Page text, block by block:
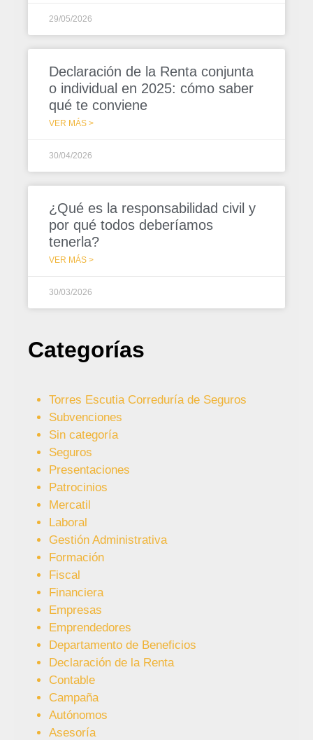
29/05/2026
Declaración de la Renta conjunta
o individual en 2025: cómo saber
qué te conviene
VER MÁS >
30/04/2026
¿Qué es la responsabilidad civil y
por qué todos deberíamos
tenerla?
VER MÁS >
30/03/2026
Categorías
Torres Escutia Correduría de Seguros
Subvenciones
Sin categoría
Seguros
Presentaciones
Patrocinios
Mercatil
Laboral
Gestión Administrativa
Formación
Fiscal
Financiera
Empresas
Emprendedores
Departamento de Beneficios
Declaración de la Renta
Contable
Campaña
Autónomos
Asesoría